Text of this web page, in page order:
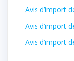
Avis d’import
Avis d’import
Avis d’import